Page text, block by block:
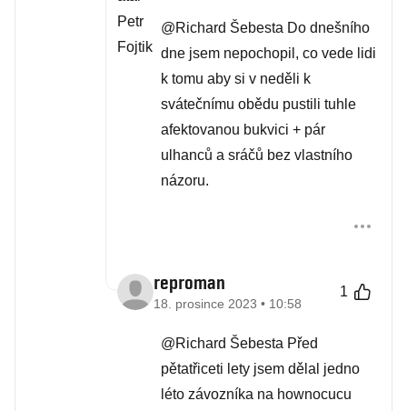
@Richard Šebesta Do dnešního
dne jsem nepochopil, co vede lidi
k tomu aby si v neděli k
svátečnímu obědu pustili tuhle
afektovanou bukvici + pár
ulhanců a sráčů bez vlastního
názoru.
reproman
18. prosince 2023 • 10:58
1
@Richard Šebesta Před
pětatřiceti lety jsem dělal jedno
léto závozníka na hownocucu